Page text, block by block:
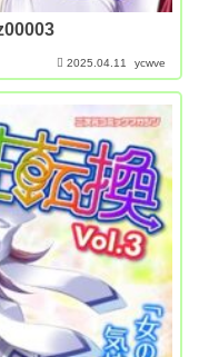
2025.04.11 ycwve